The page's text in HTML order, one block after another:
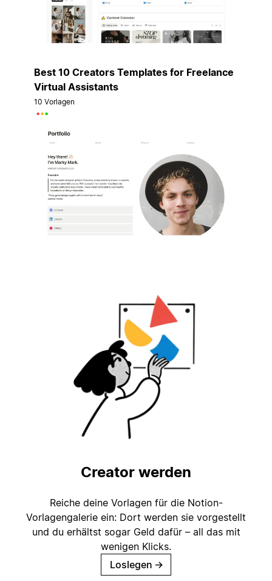
Best 10 Creators Templates for Freelance
Virtual Assistants
10 Vorlagen
Creator werden
Reiche deine Vorlagen für die Notion-
Vorlagengalerie ein: Dort werden sie vorgestellt
und du erhältst sogar Geld dafür – all das mit
wenigen Klicks.
Loslegen →